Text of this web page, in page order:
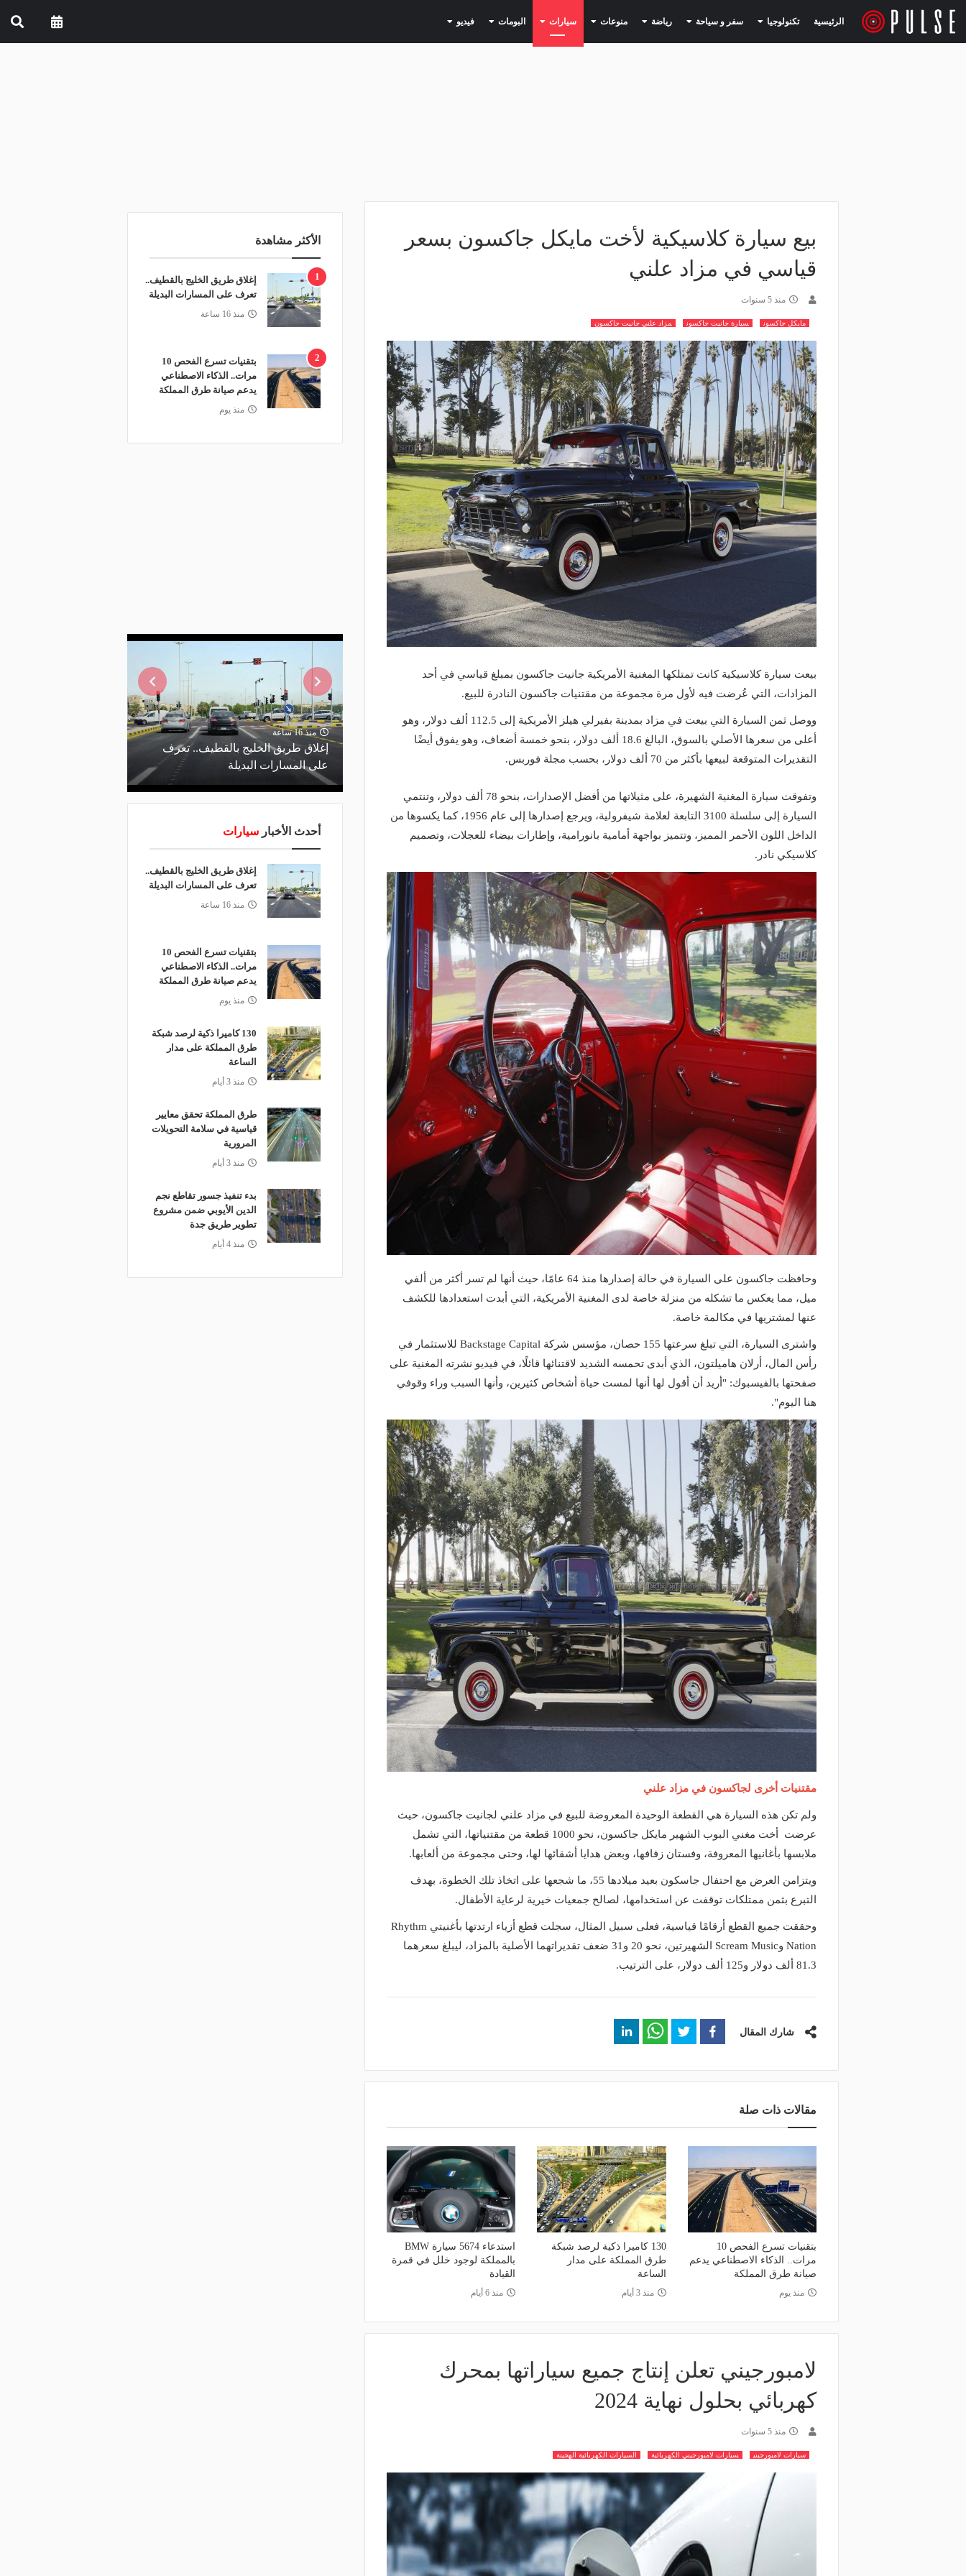
الرئيسية تكنولوجيا (current) سفر و سياحة (current) رياضة (current) منوعات (current) سيارات (current) البومات (current) فيديو (current)
بيع سيارة كلاسيكية لأخت مايكل جاكسون بسعر
قياسي في مزاد علني
منذ 5 سنوات
مايكل جاكسون سيارة جانيت جاكسون مزاد علني جانيت جاكسون
بيعت سيارة كلاسيكية كانت تمتلكها المغنية الأمريكية جانيت جاكسون بمبلغ قياسي في أحد
المزادات، التي عُرضت فيه لأول مرة مجموعة من مقتنيات جاكسون النادرة للبيع.
ووصل ثمن السيارة التي بيعت في مزاد بمدينة بفيرلي هيلز الأمريكية إلى 112.5 ألف دولار، وهو
أعلى من سعرها الأصلي بالسوق، البالغ 18.6 ألف دولار، بنحو خمسة أضعاف، وهو يفوق أيضًا
التقديرات المتوقعة لبيعها بأكثر من 70 ألف دولار، بحسب مجلة فوربس.
وتفوقت سيارة المغنية الشهيرة، على مثيلاتها من أفضل الإصدارات، بنحو 78 ألف دولار، وتنتمي
السيارة إلى سلسلة 3100 التابعة لعلامة شيفرولية، ويرجع إصدارها إلى عام 1956، كما يكسوها من
الداخل اللون الأحمر المميز، وتتميز بواجهة أمامية بانورامية، وإطارات بيضاء للعجلات، وتصميم
كلاسيكي نادر.
وحافظت جاكسون على السيارة في حالة إصدارها منذ 64 عامًا، حيث أنها لم تسر أكثر من ألفي
ميل، مما يعكس ما تشكله من منزلة خاصة لدى المغنية الأمريكية، التي أبدت استعدادها للكشف
عنها لمشتريها في مكالمة خاصة.
واشترى السيارة، التي تبلغ سرعتها 155 حصان، مؤسس شركة Backstage Capital للاستثمار في
رأس المال، أرلان هاميلتون، الذي أبدى تحمسه الشديد لاقتنائها قائلًا، في فيديو نشرته المغنية على
صفحتها بالفيسبوك: "أريد أن أقول لها أنها لمست حياة أشخاص كثيرين، وأنها السبب وراء وقوفي
هنا اليوم".
مقتنيات أخرى لجاكسون في مزاد علني
ولم تكن هذه السيارة هي القطعة الوحيدة المعروضة للبيع في مزاد علني لجانيت جاكسون، حيث
عرضت أخت مغني البوب الشهير مايكل جاكسون، نحو 1000 قطعة من مقتنياتها، التي تشمل
ملابسها بأغانيها المعروفة، وفستان زفافها، وبعض هدايا أشقائها لها، وحتى مجموعة من ألعابها.
ويتزامن العرض مع احتفال جاسكون بعيد ميلادها 55، ما شجعها على اتخاذ تلك الخطوة، بهدف
التبرع بثمن ممتلكات توقفت عن استخدامها، لصالح جمعيات خيرية لرعاية الأطفال.
وحققت جميع القطع أرقامًا قياسية، فعلى سبيل المثال، سجلت قطع أزياء ارتدتها بأغنيتي Rhythm
Nation وScream Music الشهيرتين، نحو 20 و31 ضعف تقديراتهما الأصلية بالمزاد، ليبلغ سعرهما
81.3 ألف دولار و125 ألف دولار، على الترتيب.
شارك المقال
مقالات ذات صلة
بتقنيات تسرع الفحص 10
مرات.. الذكاء الاصطناعي يدعم
صيانة طرق المملكة
منذ يوم
130 كاميرا ذكية لرصد شبكة
طرق المملكة على مدار
الساعة
منذ 3 أيام
استدعاء 5674 سيارة BMW
بالمملكة لوجود خلل في قمرة
القيادة
منذ 6 أيام
لامبورجيني تعلن إنتاج جميع سياراتها بمحرك
كهربائي بحلول نهاية 2024
منذ 5 سنوات
سيارات لامبورجيني سيارات لامبورجيني الكهربائية السيارات الكهربائية الهجينة
الأكثر مشاهدة
1
إغلاق طريق الخليج بالقطيف..
تعرف على المسارات البديلة
منذ 16 ساعة
2
بتقنيات تسرع الفحص 10
مرات.. الذكاء الاصطناعي
يدعم صيانة طرق المملكة
منذ يوم
منذ 16 ساعة
إغلاق طريق الخليج بالقطيف.. تعرف
على المسارات البديلة
منذ يوم
بتقنيات تسرع الفحص 10 مرات.. الذكاء
الاصطناعي يدعم صيانة طرق المملكة
منذ 16 ساعة
إغلاق طريق الخليج بالقطيف.. تعرف
على المسارات البديلة
بتقنيات تسرع الفحص 10 مرات.. الذكاء
يدعم صيانة طرق المملكة
أحدث الأخبار سيارات
إغلاق طريق الخليج بالقطيف..
تعرف على المسارات البديلة
منذ 16 ساعة
بتقنيات تسرع الفحص 10
مرات.. الذكاء الاصطناعي
يدعم صيانة طرق المملكة
منذ يوم
130 كاميرا ذكية لرصد شبكة
طرق المملكة على مدار
الساعة
منذ 3 أيام
طرق المملكة تحقق معايير
قياسية في سلامة التحويلات
المرورية
منذ 3 أيام
بدء تنفيذ جسور تقاطع نجم
الدين الأيوبي ضمن مشروع
تطوير طريق جدة
منذ 4 أيام